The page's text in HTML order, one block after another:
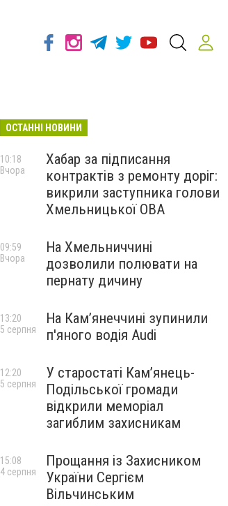
ОСТАННІ НОВИНИ
Хабар за підписання
контрактів з ремонту доріг:
викрили заступника голови
Хмельницької ОВА
10:18
Вчора
На Хмельниччині
дозволили полювати на
пернату дичину
09:59
Вчора
На Камʼянеччині зупинили
п'яного водія Audi
13:20
5 серпня
У старостаті Кам’янець-
Подільської громади
відкрили меморіал
загиблим захисникам
12:20
5 серпня
Прощання із Захисником
України Сергієм
Вільчинським
15:08
4 серпня